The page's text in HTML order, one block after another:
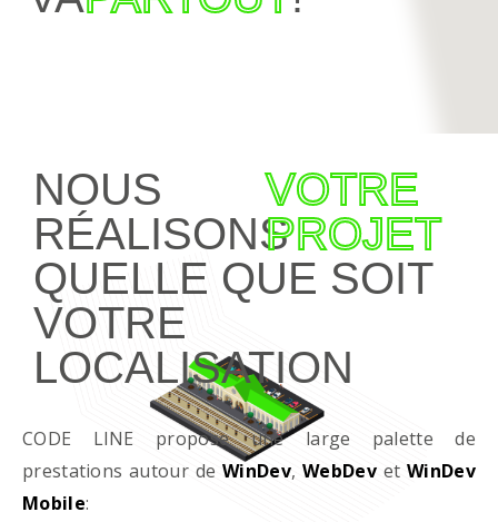
NOUS
RÉALISONS
VOTRE
PROJET
QUELLE QUE SOIT
VOTRE
LOCALISATION
CODE LINE propose une large palette de
prestations autour deWinDev,WebDevet WinDev
Mobile: